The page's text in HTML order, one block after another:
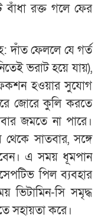
বাঁধা রক্ত গলে ফের
দাঁত ফেললে যে গর্ত
ভরাট হয়ে যায়),
হওয়ার সুযোগ
জোরে কুলি করতে
জমতে না পারে।
সাতবার, সঙ্গে
এ সময় ধূমপান
পিল ব্যবহার
ভিটামিন-সি সমৃদ্ধ
সহায়তা করে।